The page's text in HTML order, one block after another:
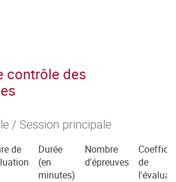
contrôle des
/ Session principale
de
Durée
(en
minutes)
Nombre
d'épreuves
de